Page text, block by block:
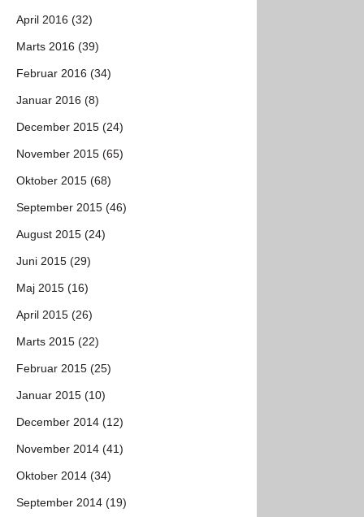
April 2016 (32)
Marts 2016 (39)
Februar 2016 (34)
Januar 2016 (8)
December 2015 (24)
November 2015 (65)
Oktober 2015 (68)
September 2015 (46)
August 2015 (24)
Juni 2015 (29)
Maj 2015 (16)
April 2015 (26)
Marts 2015 (22)
Februar 2015 (25)
Januar 2015 (10)
December 2014 (12)
November 2014 (41)
Oktober 2014 (34)
September 2014 (19)